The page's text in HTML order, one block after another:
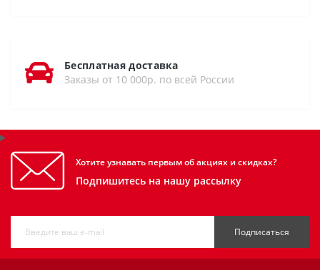
Бесплатная доставка
Заказы от 10 000р. по всей России
Хотите узнавать первым об акциях и скидках?
Подпишитесь на нашу рассылку
Подписаться